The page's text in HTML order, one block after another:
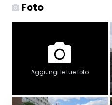
Foto
Aggiungi le tue foto